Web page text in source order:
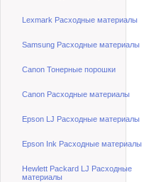
Lexmark Расходные материалы
Samsung Расходные материалы
Canon Тонерные порошки
Canon Расходные материалы
Epson LJ Расходные материалы
Epson Ink Расходные материалы
Hewlett Packard LJ Расходные
материалы